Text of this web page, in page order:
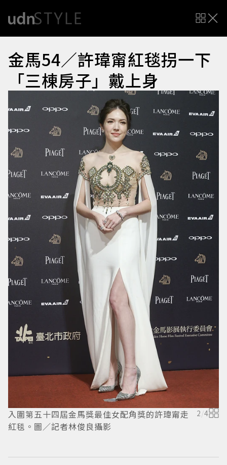
金馬54／許瑋甯紅毯拐一下
「三棟房子」戴上身
入圍第五十四屆金馬獎最佳女配角獎的許瑋甯走
紅毯。圖／記者林俊良攝影
2/4